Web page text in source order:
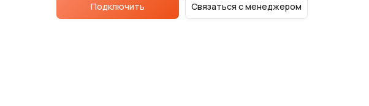
Подключить Связаться с менеджером